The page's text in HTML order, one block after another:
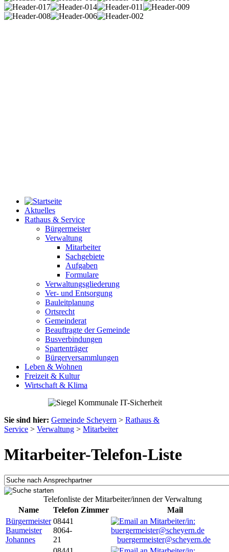
Aktuelles
Rathaus & Service
Bürgermeister
Verwaltung
Mitarbeiter
Sachgebiete
Aufgaben
Formulare
Verwaltungsgliederung
Ver- und Entsorgung
Bauleitplanung
Ortsrecht
Gemeinderat
Beauftragte der Gemeinde
Busverbindungen
Spartenträger
Bürgerversammlungen
Leben & Wohnen
Freizeit & Kultur
Wirtschaft & Klima
Sie sind hier: Gemeinde Scheyern > Rathaus &
Service > Verwaltung > Mitarbeiter
Mitarbeiter-Telefon-Liste
Telefonliste der Mitarbeiter/innen der Verwaltung
Name
Telefon Zimmer
Mail
Bürgermeister
Baumeister
Johannes
08441
8064-
21
buergermeister@scheyern.de